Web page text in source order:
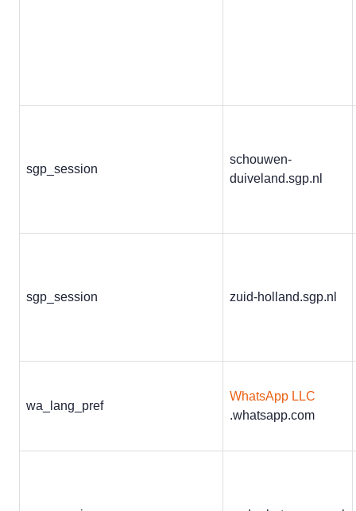
sgp_session
schouwen-
duiveland.sgp.nl
sgp_session zuid-holland.sgp.nl
wa_lang_pref
WhatsApp LLC
.whatsapp.com